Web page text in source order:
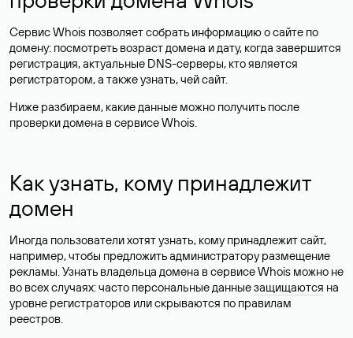
Сервис Whois позволяет собрать информацию о сайте по
домену: посмотреть возраст домена и дату, когда завершится
регистрация, актуальные DNS-серверы, кто является
регистратором, а также узнать, чей сайт.
Ниже разбираем, какие данные можно получить после
проверки домена в сервисе Whois.
Как узнать, кому принадлежит
домен
Иногда пользователи хотят узнать, кому принадлежит сайт,
например, чтобы предложить администратору размещение
рекламы. Узнать владельца домена в сервисе Whois можно не
во всех случаях: часто персональные данныезащищаются на
уровне регистраторов или скрываются по правилам
реестров.